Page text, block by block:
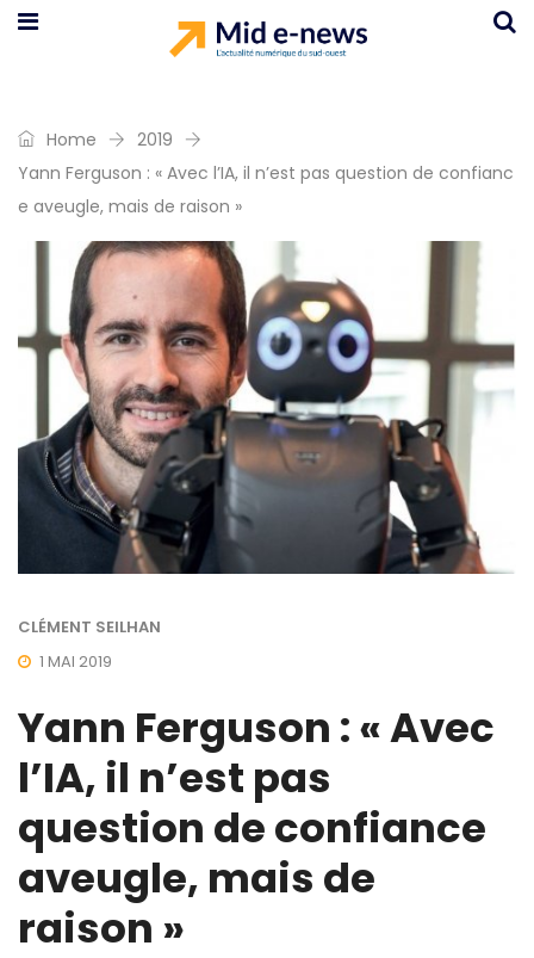
Home
2019
Yann Ferguson : « Avec l’IA, il n’est pas question de confianc
e aveugle, mais de raison »
CLÉMENT SEILHAN
1 MAI 2019
Yann Ferguson : « Avec
l’IA, il n’est pas
question de confiance
aveugle, mais de
raison »